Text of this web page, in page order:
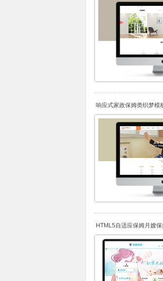
响应式家政保姆类织梦模
HTML5自适应保姆月嫂
（自适应手机）